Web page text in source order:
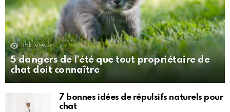
35k Views
5 dangers de l’été que tout propriétaire de
chat doit connaître
7 bonnes idées de répulsifs naturels pour
chat